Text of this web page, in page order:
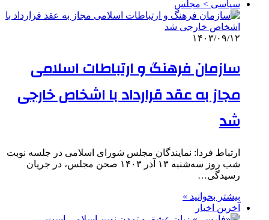
سیاسی > مجلس
۱۴۰۳/۰۹/۱۲
سازمان فرهنگ و ارتباطات اسلامی
مجاز به عقد قرارداد با اشخاص خارجی
شد
ارتباط فردا: نمایندگان مجلس شورای اسلامی در جلسه نوبت
شب روز سه‌شنبه ۱۳ آذر ۱۴۰۳ صحن مجلس، در جریان
رسیدگی…
بیشتر بخوانید »
آخرین اخبار